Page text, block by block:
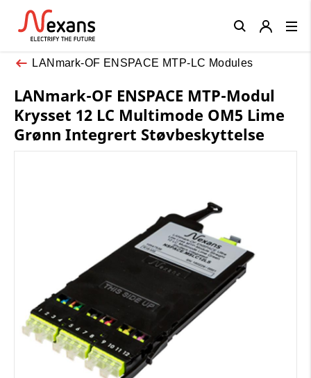
LANmark-OF ENSPACE MTP-LC Modules
LANmark-OF ENSPACE MTP-Modul
Krysset 12 LC Multimode OM5 Lime
Grønn Integrert Støvbeskyttelse
Close